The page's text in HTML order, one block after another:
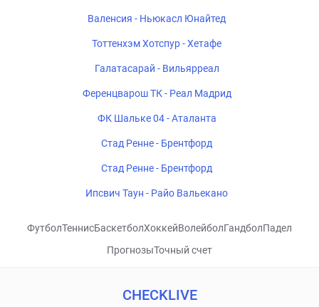
Валенсия - Ньюкасл Юнайтед
Тоттенхэм Хотспур - Хетафе
Галатасарай - Вильярреал
Ференцварош ТК - Реал Мадрид
ФК Шальке 04 - Аталанта
Стад Ренне - Брентфорд
Стад Ренне - Брентфорд
Ипсвич Таун - Райо Вальекано
ФутболТеннисБаскетболХоккейВолейболГандболПадел
ПрогнозыТочный счет
CHECKLIVE